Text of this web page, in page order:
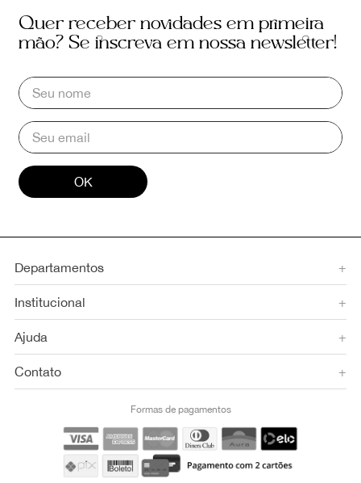
Quer receber novidades em primeira
mão? Se inscreva em nossa newsletter!
OK
Departamentos +
Institucional +
Ajuda +
Contato +
Formas de pagamentos